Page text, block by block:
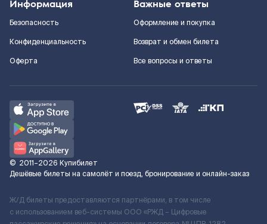
Информация
Безопасность
Конфиденциальность
Оферта
Важные ответы
Оформление и покупка
Возврат и обмен билета
Все вопросы и ответы
© 2011–2026 Купибилет
Дешёвые билеты на самолёт и поезд, бронирование и онлайн-заказ
Ж/Д билеты предоставляются партнёрами, в том числе
с использованием веб-системы ООО «РЖД – Цифровые